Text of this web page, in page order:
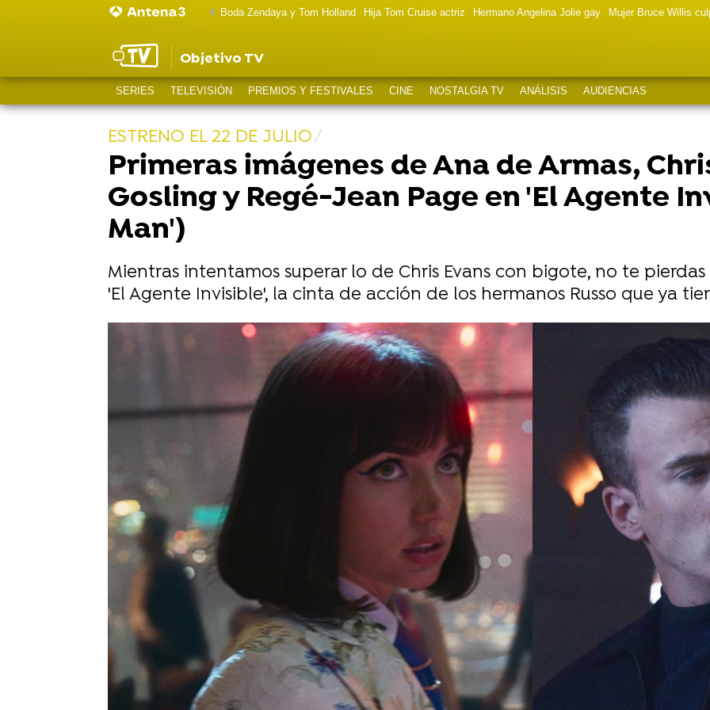
Boda Zendaya y Tom Holland Hija Tom Cruise actriz Hermano Angelina Jolie gay Mujer Bruce Willis
Objetivo TV
SERIES TELEVISIÓN PREMIOS Y FESTIVALES CINE NOSTALGIA TV ANÁLISIS AUDIENCIAS
ESTRENO EL 22 DE JULIO
Primeras imágenes de Ana de Armas,
Gosling y Regé-Jean Page en 'El Agente
Man')
Mientras intentamos superar lo de Chris Evans con bigote, no te
'El Agente Invisible', la cinta de acción de los hermanos Russo que ya
Isabel S. Samaniego
Publicado: 26 de abril de 2022, 18:32
Más información
La complicidad de Ana
'The Gray Man' es desde hace tiempo uno de los
proyectos más esperados del cine. '